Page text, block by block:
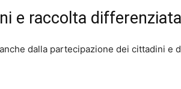
e raccolta differenziata
dalla partecipazione dei cittadini e